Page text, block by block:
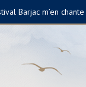
Barjac m’en